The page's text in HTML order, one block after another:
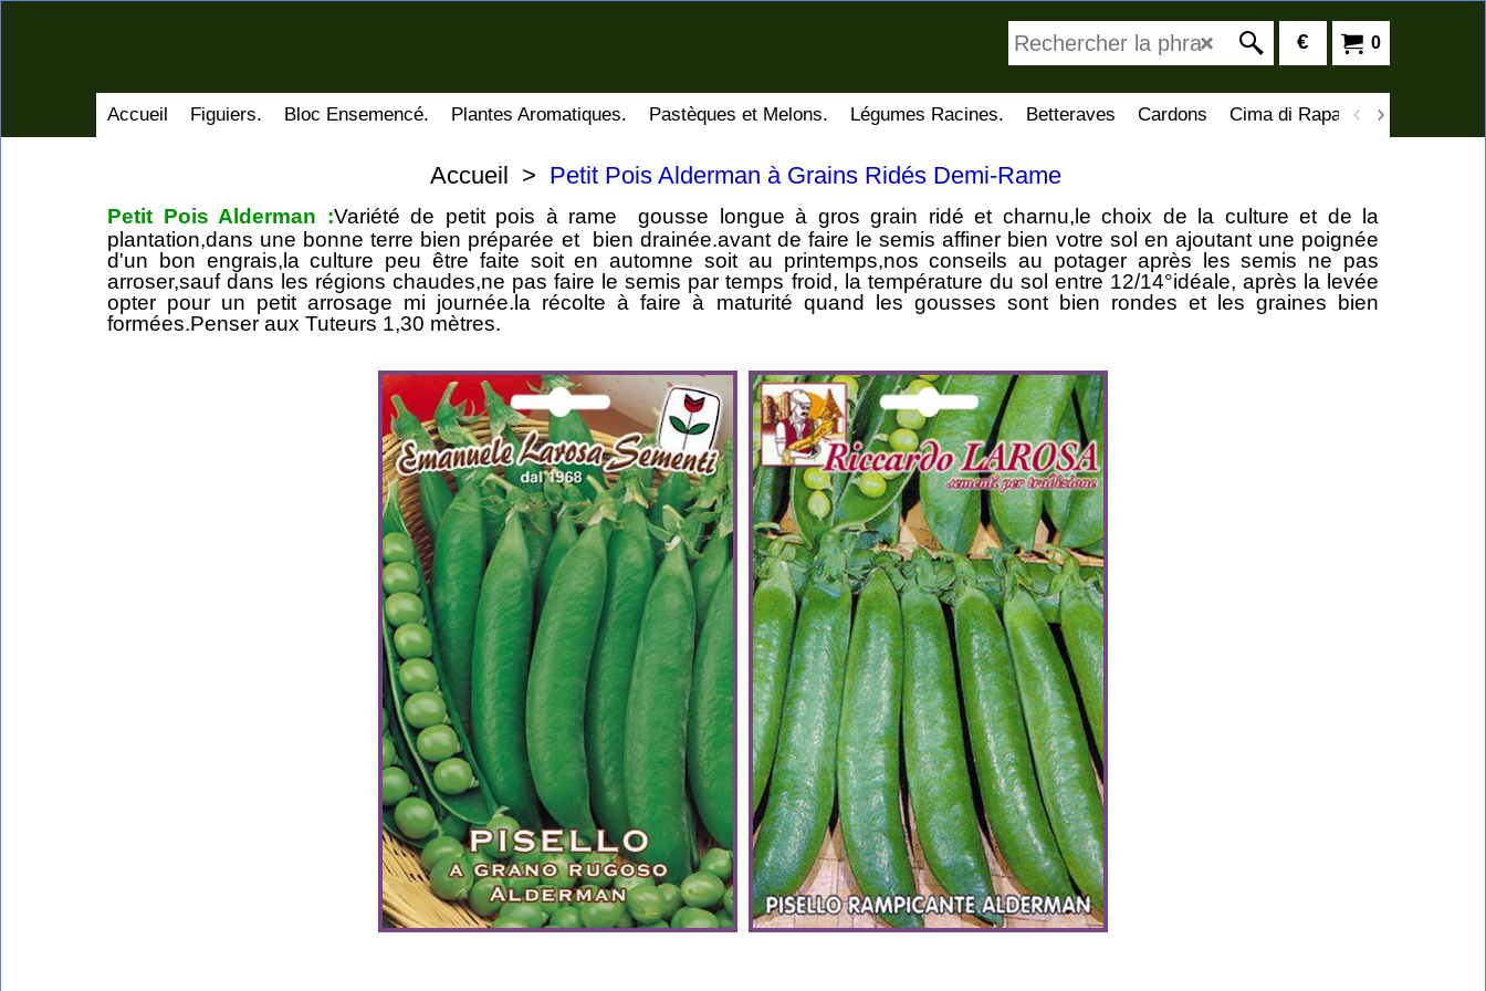
0
€
Accueil Figuiers. Bloc Ensemencé. Plantes Aromatiques. Pastèques et Melons. Légumes Racines. Betteraves Cardons Cima di Rapa Artichauts
Accueil > Petit Pois Alderman à Grains Ridés Demi-Rame
Petit Pois Alderman :Variété de petit pois à rame gousse longue à gros grain ridé et charnu,le choix de la culture et de la
plantation,dans une bonne terre bien préparée et bien drainée.avant de faire le semis affiner bien votre sol en ajoutant une poignée
d'un bon engrais,la culture peu être faite soit en automne soit au printemps,nos conseils au potager après les semis ne pas
arroser,sauf dans les régions chaudes,ne pas faire le semis par temps froid, la température du sol entre 12/14°idéale, après la levée
opter pour un petit arrosage mi journée.la récolte à faire à maturité quand les gousses sont bien rondes et les graines bien
formées.Penser aux Tuteurs 1,30 mètres.